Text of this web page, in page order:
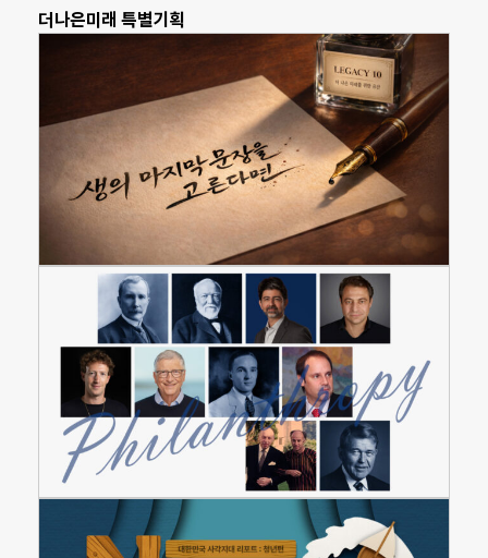
더나은미래 특별기획